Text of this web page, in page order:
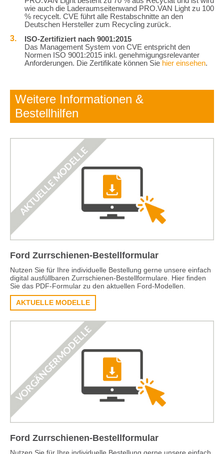
wie auch die Laderaumseitenwand PRO.VAN Light zu 100
% recycelt. CVE führt alle Restabschnitte an den
Deutschen Hersteller zum Recycling zurück.
ISO-Zertifiziert nach 9001:2015
Das Management System von CVE entspricht den
Normen ISO 9001:2015 inkl. genehmigungsrelevanter
Anforderungen. Die Zertifikate können Sie hier einsehen.
Weitere Informationen &
Bestellhilfen
Ford Zurrschienen-Bestellformular
Nutzen Sie für Ihre individuelle Bestellung gerne unsere einfach
digital ausfüllbaren Zurrschienen-Bestellformulare. Hier finden
Sie das PDF-Formular zu den aktuellen Ford-Modellen.
AKTUELLE MODELLE
Ford Zurrschienen-Bestellformular